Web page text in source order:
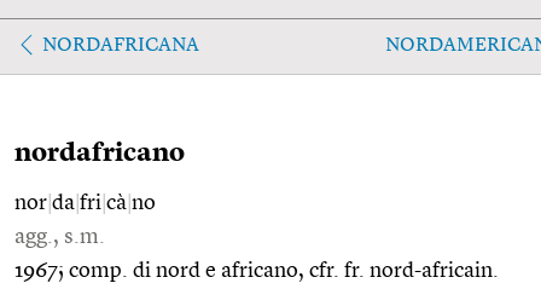
NORDAFRICANA
nordafricano
nor da fri cà no
agg., s.m.
1967; comp. di nord e africano, cfr. fr. nord-africain.